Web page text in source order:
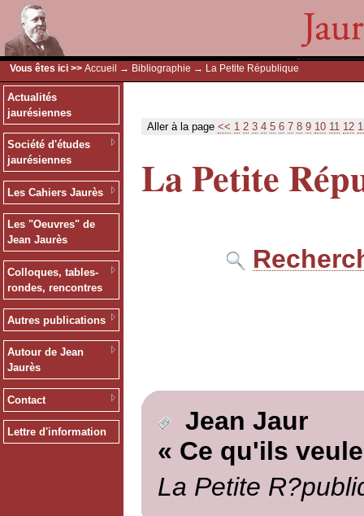
Vous êtes ici >> Accueil → Bibliographie → La Petite République
Actualités
jaurésiennes
Société d'études
jaurésiennes
Les Cahiers Jaurès
Les "Oeuvres" de
Jean Jaurès
Colloques, tables-
rondes, rencontres
Autres publications
Autour de Jean
Jaurès
Contact
Lettre d'information
Aller à la page << 1 2 3 4 5 6 7 8 9 10 11 12
La Petite
Jean Jaur
« Ce qu'ils
La Petite